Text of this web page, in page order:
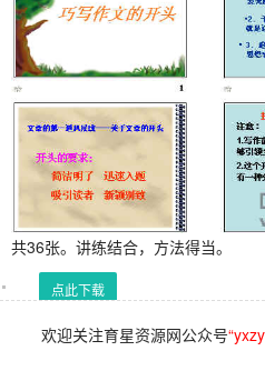
共36张。 讲练结合，方法得当。
点此下载
欢迎关注育星资源网公众号